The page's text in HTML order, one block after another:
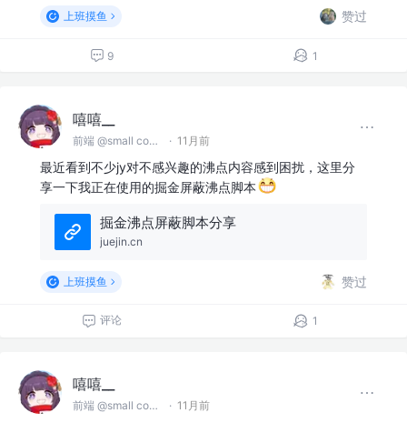
上班摸鱼 赞过
9 1
嘻嘻__
前端 @small company · 11月前
最近看到不少jy对不感兴趣的沸点内容感到困扰，这里分
享一下我正在使用的掘金屏蔽沸点脚本
掘金沸点屏蔽脚本分享
juejin.cn
上班摸鱼 赞过
评论 1
嘻嘻__
前端 @small company · 11月前